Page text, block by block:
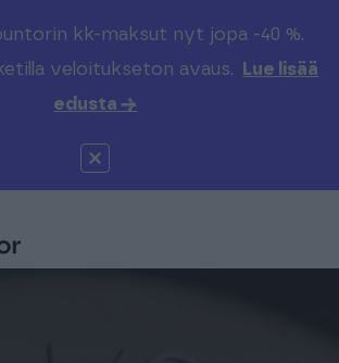
kk-maksut nyt jopa -40 %.
veloitukseton avaus.
Lue lisää
edusta →
Etsi sivustolta
Valitse kieli
Kirjaudu